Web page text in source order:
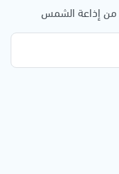
من إذاعة الشمس